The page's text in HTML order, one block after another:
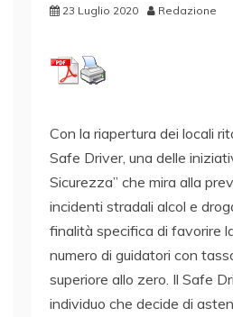
23 Luglio 2020 Redazione
Con la riapertura dei locali
Safe Driver, una delle
Sicurezza” che mira alla
incidenti stradali alcol e
finalità specifica di favorire
numero di guidatori con
superiore allo zero. Il Safe
individuo che decide di